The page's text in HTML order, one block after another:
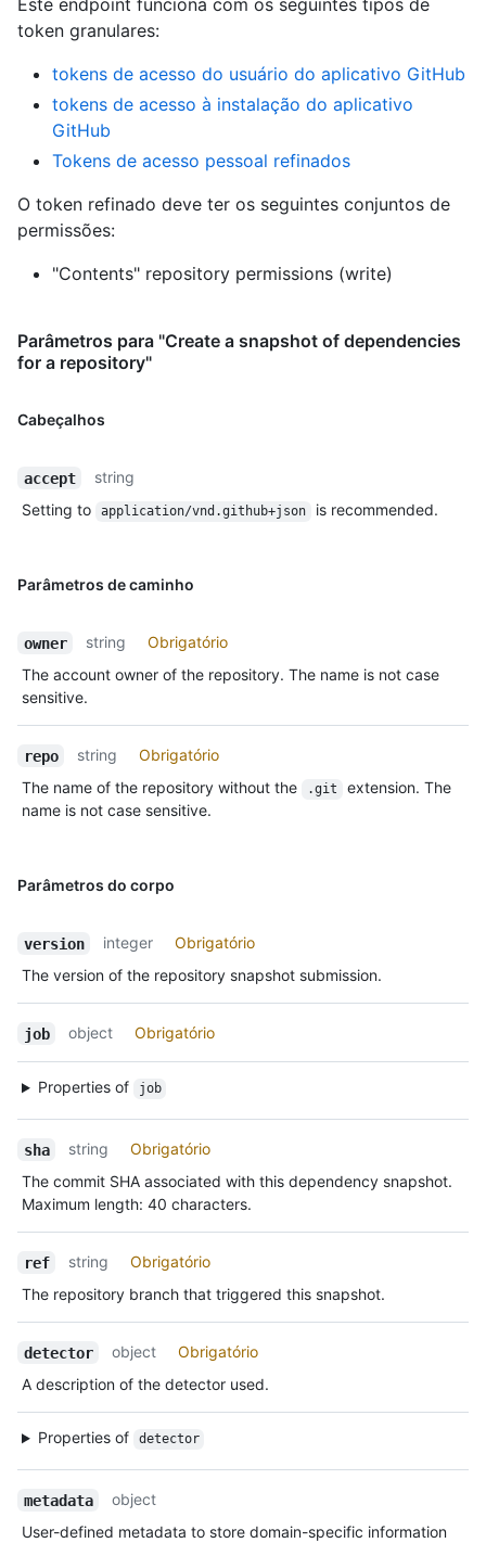
Este endpoint funciona com os seguintes tipos de
token granulares:
tokens de acesso do usuário do aplicativo GitHub
tokens de acesso à instalação do aplicativo
GitHub
Tokens de acesso pessoal refinados
O token refinado deve ter os seguintes conjuntos de
permissões:
"Contents" repository permissions (write)
Parâmetros para "Create a snapshot of dependencies
for a repository"
Cabeçalhos
accept
string
Setting to
application/vnd.github+json is recommended.
Parâmetros de caminho
owner string
Obrigatório
The account owner of the repository. The name is not case
sensitive.
repo string
Obrigatório
The name of the repository without the
.git
extension. The
name is not case sensitive.
Parâmetros do corpo
version integer
Obrigatório
The version of the repository snapshot submission.
job object Obrigatório
Properties of job
sha string
Obrigatório
The commit SHA associated with this dependency snapshot.
Maximum length: 40 characters.
ref string
Obrigatório
The repository branch that triggered this snapshot.
detector object
Obrigatório
A description of the detector used.
Properties of detector
metadata
object
User-defined metadata to store domain-specific information